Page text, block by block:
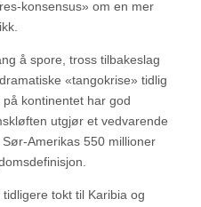
konsensus» om en mer
å spore, tross tilbakeslag
«tangokrise» tidlig
kontinentet har god
utgjør et vedvarende
Amerikas 550 millioner
tokt til Karibia og